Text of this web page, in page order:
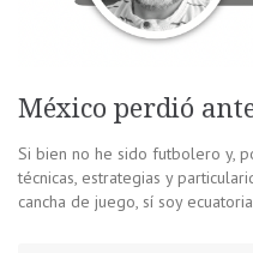
México perdió
Si bien no he sido futbolero y,
técnicas, estrategias y
cancha de juego, sí soy